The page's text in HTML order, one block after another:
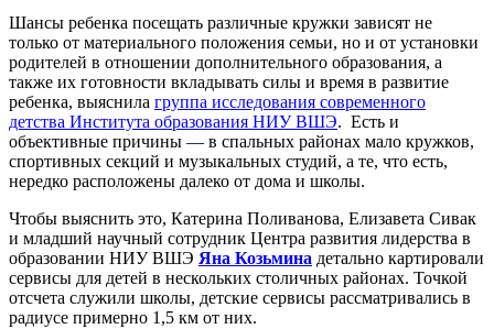
Шансы ребенка посещать различные кружки зависят не
только от материального положения семьи, но и от установки
родителей в отношении дополнительного образования, а
также их готовности вкладывать силы и время в развитие
ребенка, выяснила группа исследования современного
детства Института образования НИУ ВШЭ. Есть и
объективные причины — в спальных районах мало кружков,
спортивных секций и музыкальных студий, а те, что есть,
нередко расположены далеко от дома и школы.
Чтобы выяснить это, Катерина Поливанова, Елизавета Сивак
и младший научный сотрудник Центра развития лидерства в
образовании НИУ ВШЭ Яна Козьмина детально картировали
сервисы для детей в нескольких столичных районах. Точкой
отсчета служили школы, детские сервисы рассматривались в
радиусе примерно 1,5 км от них.